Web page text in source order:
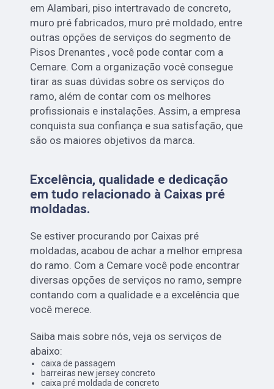
em Alambari, piso intertravado de concreto,
muro pré fabricados, muro pré moldado, entre
outras opções de serviços do segmento de
Pisos Drenantes , você pode contar com a
Cemare. Com a organização você consegue
tirar as suas dúvidas sobre os serviços do
ramo, além de contar com os melhores
profissionais e instalações. Assim, a empresa
conquista sua confiança e sua satisfação, que
são os maiores objetivos da marca.
Excelência, qualidade e dedicação
em tudo relacionado à Caixas pré
moldadas.
Se estiver procurando por Caixas pré
moldadas, acabou de achar a melhor empresa
do ramo. Com a Cemare você pode encontrar
diversas opções de serviços no ramo, sempre
contando com a qualidade e a excelência que
você merece.
Saiba mais sobre nós, veja os serviços de
abaixo:
caixa de passagem
barreiras new jersey concreto
caixa pré moldada de concreto